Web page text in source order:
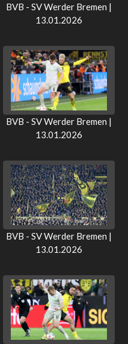
BVB - SV Werder Bremen |
13.01.2026
BVB - SV Werder Bremen |
13.01.2026
BVB - SV Werder Bremen |
13.01.2026